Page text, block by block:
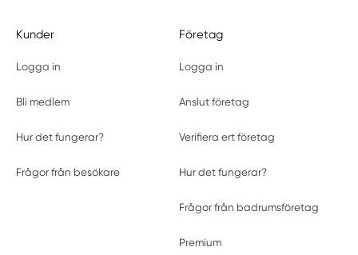
Kunder
Logga in
Bli medlem
Hur det fungerar?
Frågor från besökare
Företag
Logga in
Anslut företag
Verifiera ert företag
Hur det fungerar?
Frågor från badrumsföretag
Premium